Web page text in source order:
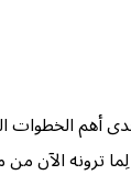
أهم الخطوات
ترونه الآن